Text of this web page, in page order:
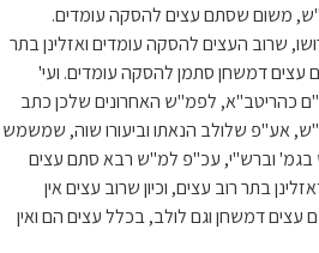
משום שסתם עצים להסקה עומדים.
שרוב העצים להסקה עומדים ואזלינן בתר
עצים דמשחן סתמן להסקה עומדים. ועי'
כהריטב"א, לפמ"ש האחרונים שלכן כתב
אע"פ שלולב הנאתו וביעורו שוה, שמשמש
וברש"י, עכ"פ למ"ש רבא סתם עצים
בתר רוב עצים, וכיון שרוב עצים אין
עצים דמשחן וגם לולב, בכלל עצים הם ואין